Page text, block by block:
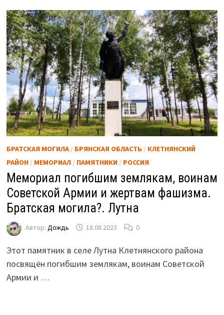
БРАТСКАЯ МОГИЛА/ БРЯНСКАЯ ОБЛАСТЬ / КЛЕТНЯНСКИЙ
РАЙОН/ МЕМОРИАЛ/ ПАМЯТНИКИ/ РОССИЯ
Мемориал погибшим землякам, воинам
Советской Армии и жертвам фашизма.
Братская могила?. Лутна
Автор: Дождь 18.08.2023 0
Этот памятник в селе Лутна Клетнянского района
посвящён погибшим землякам, воинам Советской
Армии и …